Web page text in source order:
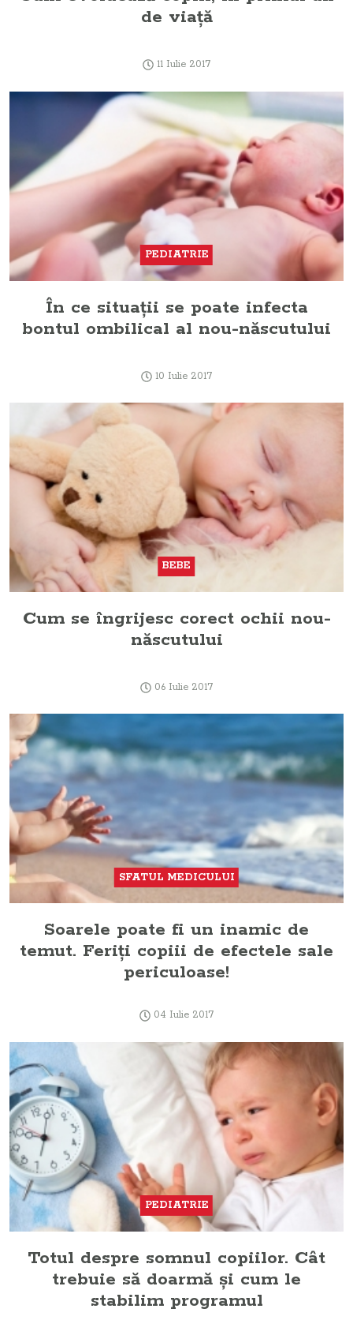
de viaţă
11 Iulie 2017
PEDIATRIE
În ce situaţii se poate infecta
bontul ombilical al nou-născutului
10 Iulie 2017
BEBE
Cum se îngrijesc corect ochii nou-
născutului
06 Iulie 2017
SFATUL MEDICULUI
Soarele poate fi un inamic de
temut. Feriţi copiii de efectele sale
periculoase!
04 Iulie 2017
PEDIATRIE
Totul despre somnul copiilor. Cât
trebuie să doarmă şi cum le
stabilim programul